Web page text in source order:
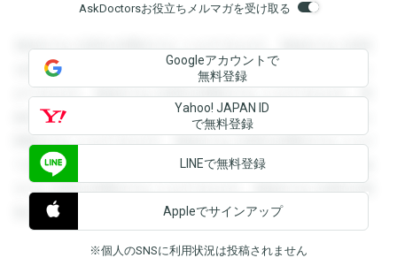
AskDoctorsお役立ちメルマガを受け取る
登録すると回答を閲覧することができます。登録すると回答
を閲覧することができます。登録すると回答を閲覧すること
ができます。登録すると回答を閲覧することができます。登
録すると回答を閲覧することができます。登録すると回答を
閲覧することができます。登録すると回答を閲覧することが
できます。登録すると回答を閲覧することができます。登録
すると回答を閲覧することができます。登録すると回答を閲
覧することができます。
Googleアカウントで
無料登録
Yahoo! JAPAN ID
で無料登録
LINEで無料登録
Appleでサインアップ
※個人のSNSに利用状況は投稿されません